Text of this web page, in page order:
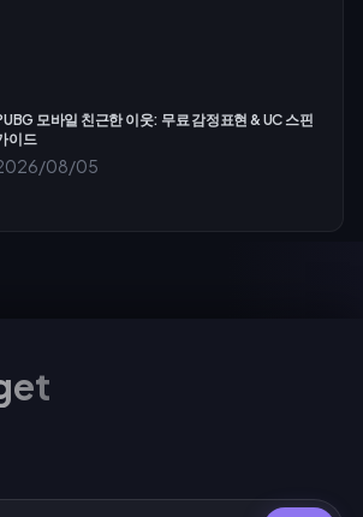
모바일 친근한 이웃: 무료 감정표현 & UC 스핀
이드
08/05